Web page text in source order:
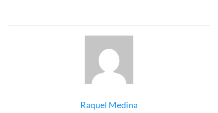
Raquel Medina